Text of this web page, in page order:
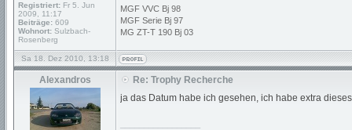
Registriert: Fr 5. Jun
2009, 11:17
Beiträge: 609
Wohnort: Sulzbach-
Rosenberg
MGF VVC Bj 98
MGF Serie Bj 97
MG ZT-T 190 Bj 03
Sa 18. Dez 2010, 13:18
Alexandros
Re: Trophy Recherche
ja das Datum habe ich gesehen, ich habe extra